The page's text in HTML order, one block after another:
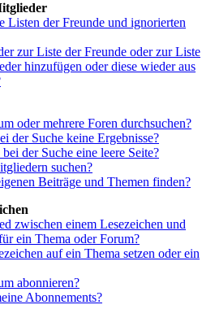
Listen der Freunde und ignorierten
zur Liste der Freunde oder zur Liste
hinzufügen oder diese wieder aus
oder mehrere Foren durchsuchen?
der Suche keine Ergebnisse?
der Suche eine leere Seite?
suchen?
Beiträge und Themen finden?
zwischen einem Lesezeichen und
ein Thema oder Forum?
auf ein Thema setzen oder ein
abonnieren?
Abonnements?